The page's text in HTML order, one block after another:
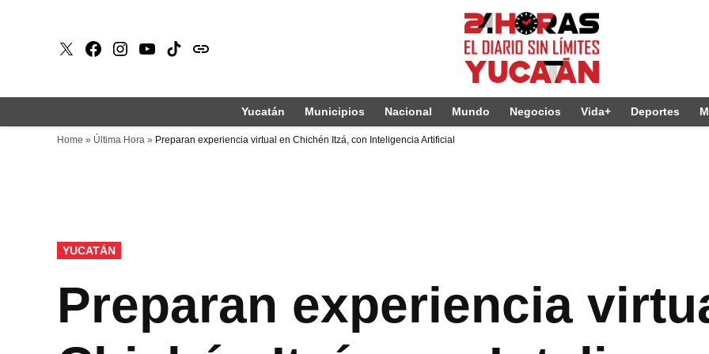
X Faceboook
Instagram
Youtube
Tiktokissuu
Yucatán Municipios Nacional Mundo Negocios Vida+ Deportes
Home » Última Hora » Preparan experiencia virtual en Chichén Itzá, con Inteligencia Artificial
PUBLICADO
EN
YUCATÁN
Preparan experiencia